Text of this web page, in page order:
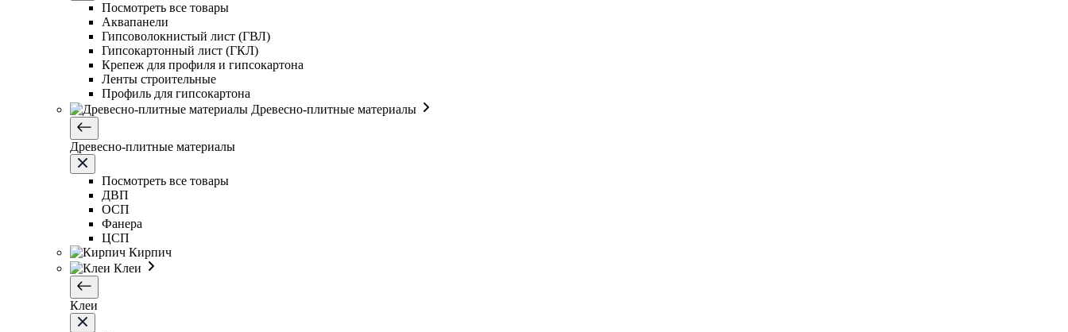
Посмотреть все товары
Аквапанели
Гипсоволокнистый лист (ГВЛ)
Гипсокартонный лист (ГКЛ)
Крепеж для профиля и гипсокартона
Ленты строительные
Профиль для гипсокартона
Древесно-плитные материалы
Древесно-плитные материалы
Посмотреть все товары
ДВП
ОСП
Фанера
ЦСП
Кирпич
Клеи
Клеи